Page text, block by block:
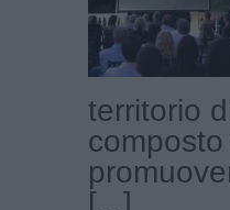
territorio
[...]